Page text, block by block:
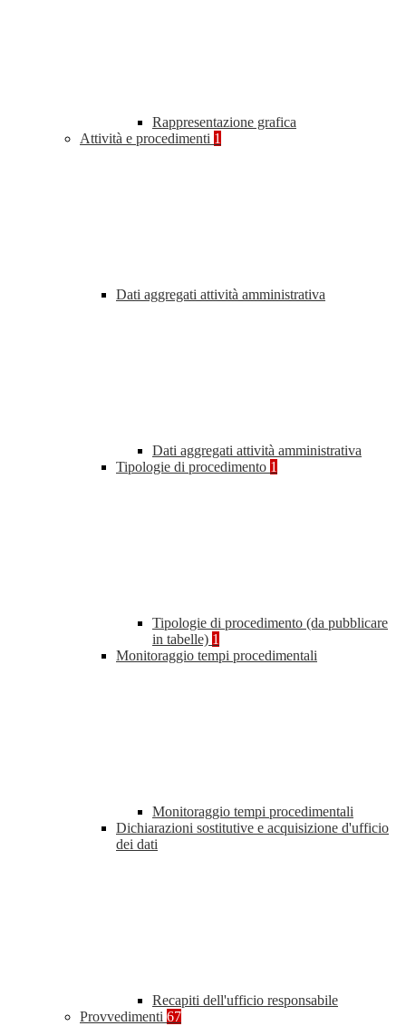
Rappresentazione grafica
Attività e procedimenti 1
Dati aggregati attività amministrativa
Dati aggregati attività amministrativa
Tipologie di procedimento 1
Tipologie di procedimento (da pubblicare
in tabelle) 1
Monitoraggio tempi procedimentali
Monitoraggio tempi procedimentali
Dichiarazioni sostitutive e acquisizione d'ufficio
dei dati
Recapiti dell'ufficio responsabile
Provvedimenti 67